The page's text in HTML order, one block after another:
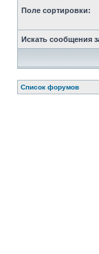
Поле сортировки:
Искать сообщения
Список форумов